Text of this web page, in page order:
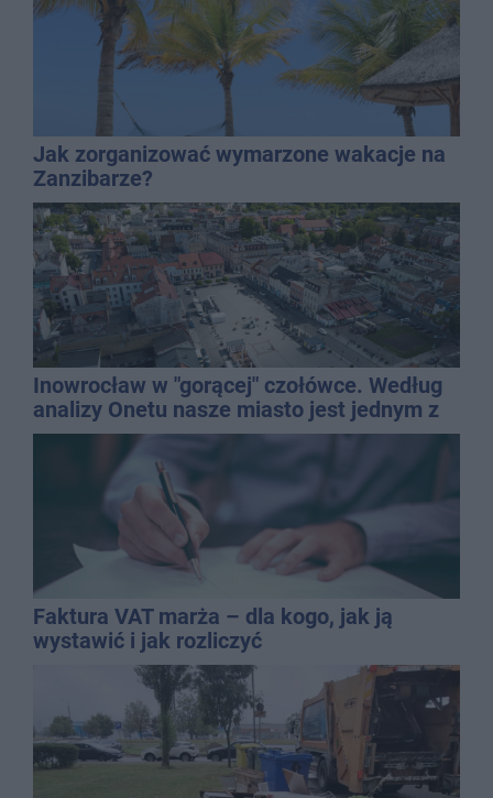
Jak zorganizować wymarzone wakacje na
Zanzibarze?
Inowrocław w "gorącej" czołówce. Według
analizy Onetu nasze miasto jest jednym z
najbardziej narażonych na upały
Faktura VAT marża – dla kogo, jak ją
wystawić i jak rozliczyć